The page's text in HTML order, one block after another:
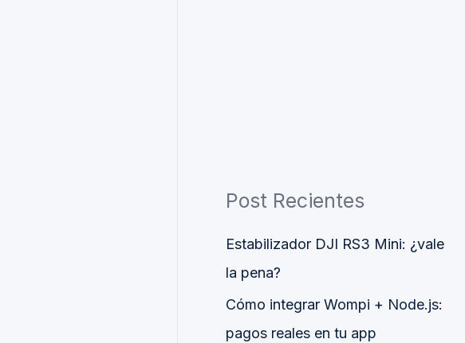
Post Recientes
Estabilizador DJI RS3 Mini: ¿vale
la pena?
Cómo integrar Wompi + Node.js:
pagos reales en tu app